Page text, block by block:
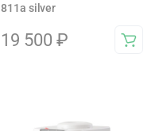
811a silver
19 500 ₽